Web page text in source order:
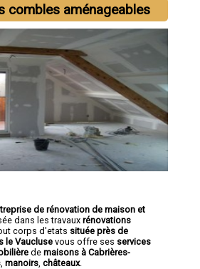
combles aménageables
de rénovation de maison et
dans les travaux rénovations
corps d'etats située près de
le Vaucluse vous offre ses services
de maisons à Cabrières-
manoirs châteaux.